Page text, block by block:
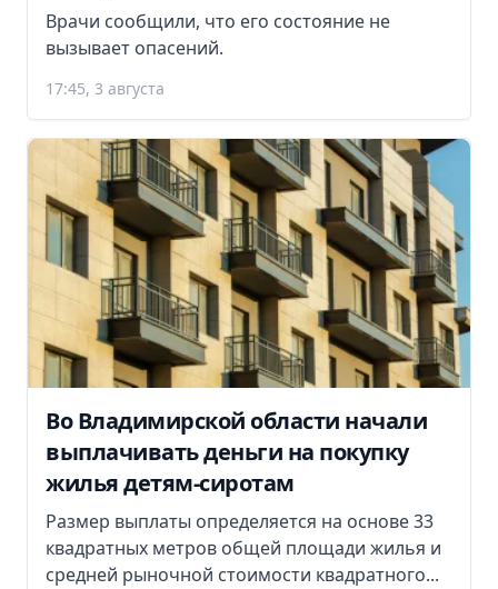
Врачи сообщили, что его состояние не
вызывает опасений.
17:45, 3 августа
Во Владимирской области начали
выплачивать деньги на покупку
жилья детям-сиротам
Размер выплаты определяется на основе 33
квадратных метров общей площади жилья и
средней рыночной стоимости квадратного...